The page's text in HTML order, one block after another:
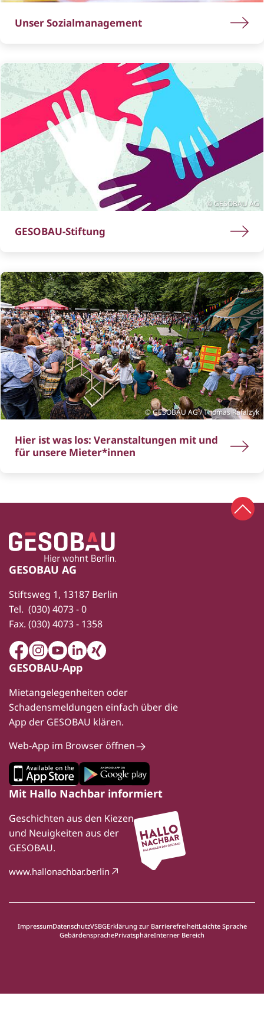
Unser Sozialmanagement
GESOBAU AG
GESOBAU-Stiftung
GESOBAU AG / Thomas Rafalzyk
Hier ist was los: Veranstaltungen mit und
für unsere Mieter*innen
Fußbereich
Zur Startseite
GESOBAU AG
Stiftsweg 1, 13187 Berlin
Tel. (030) 4073 - 0
Fax. (030) 4073 - 1358
FacebookInstagram
YoutubeLinkedIn
Xing
GESOBAU-App
Mietangelegenheiten oder
Schadensmeldungen einfach über die
App der GESOBAU klären.
Web-App im Browser öffnen
Mit Hallo Nachbar informiert
Geschichten aus den Kiezen
und Neuigkeiten aus der
GESOBAU.
www.hallonachbar.berlin
ImpressumDatenschutzVSBGErklärung zur BarrierefreiheitLeichte Sprache
GebärdensprachePrivatsphäreInterner Bereich